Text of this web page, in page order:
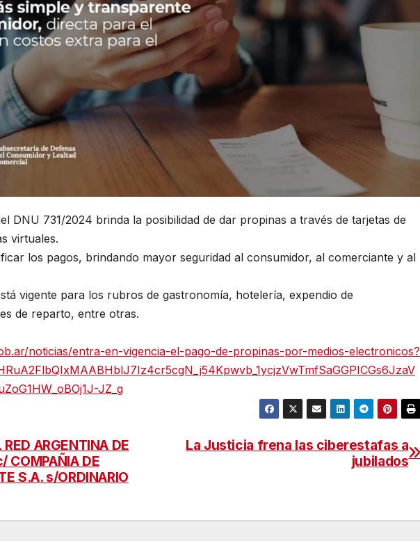
DNU 731/2024 brinda la posibilidad de dar propinas a través de tarjetas de
virtuales.
los pagos, brindando mayor seguridad al consumidor, al comerciante y al
vigente para los rubros de gastronomía, hotelería, expendio de
de reparto, entre otras.
noticias/entra-en-vigencia-el-pago-de-propinas-por-medios-electronicos?
JZ_g
La Justicia frena las ciberestafas a
jubilados
ARGENTINA DE
COMPAÑIA DE
S.A. s/ORDINARIO